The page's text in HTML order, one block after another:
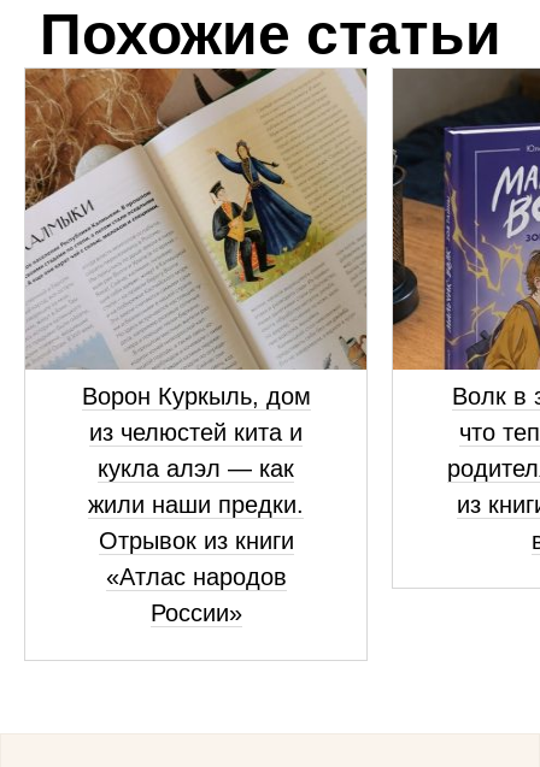
Похожие статьи
Ворон Куркыль, дом
из челюстей кита и
кукла алэл — как
жили наши предки.
Отрывок из книги
«Атлас народов
России»
Волк в
что
из